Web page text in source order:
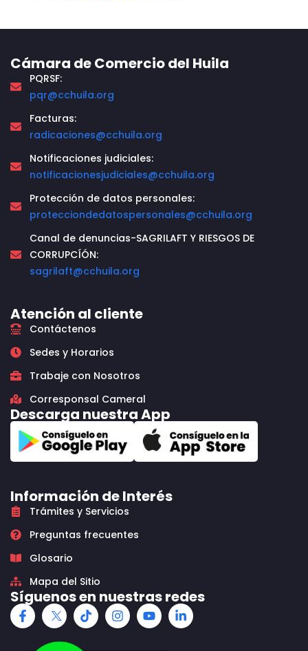
Cámara de Comercio del Huila
PQRSF:
pqr@cchuila.org
Facturas:
radicaciones@cchuila.org
Notificaciones judiciales:
notificacionesjudiciales@cchuila.org
Protección de datos personales:
protecciondedatospersonales@cchuila.org
Canal de denuncias-SAGRILAFT Y RIESGOS DE
CORRUPCÍÓN:
sagrilaft@cchuila.org
Atención al cliente
Contáctenos
Sedes y Horarios
Trabaje con Nosotros
Corresponsal Cameral
Descarga nuestra App
Información de Interés
Trámites y Servicios
Preguntas frecuentes
Glosario
Mapa del Sitio
Síguenos en nuestras redes